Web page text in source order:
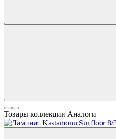
Товары коллекции Аналоги